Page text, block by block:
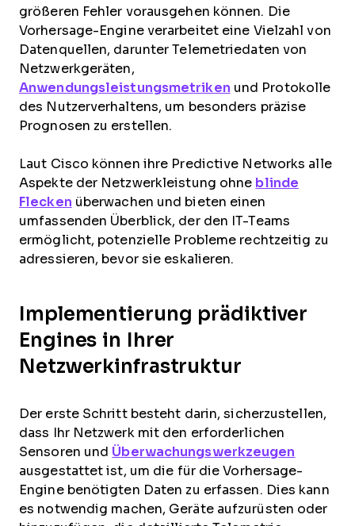
größeren Fehler vorausgehen können. Die
Vorhersage-Engine verarbeitet eine Vielzahl von
Datenquellen, darunter Telemetriedaten von
Netzwerkgeräten,
Anwendungsleistungsmetriken und Protokolle
des Nutzerverhaltens, um besonders präzise
Prognosen zu erstellen.
Laut Cisco können ihre Predictive Networks alle
Aspekte der Netzwerkleistung ohne blinde
Flecken überwachen und bieten einen
umfassenden Überblick, der den IT-Teams
ermöglicht, potenzielle Probleme rechtzeitig zu
adressieren, bevor sie eskalieren.
Implementierung prädiktiver
Engines in Ihrer
Netzwerkinfrastruktur
Der erste Schritt besteht darin, sicherzustellen,
dass Ihr Netzwerk mit den erforderlichen
Sensoren und Überwachungswerkzeugen
ausgestattet ist, um die für die Vorhersage-
Engine benötigten Daten zu erfassen. Dies kann
es notwendig machen, Geräte aufzurüsten oder